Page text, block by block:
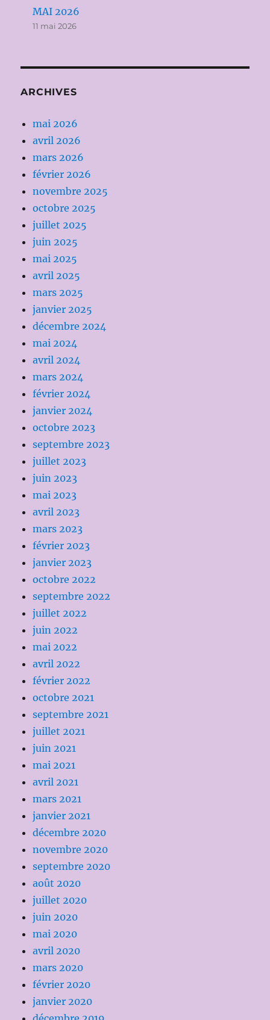
MAI 2026
11 mai 2026
ARCHIVES
mai 2026
avril 2026
mars 2026
février 2026
novembre 2025
octobre 2025
juillet 2025
juin 2025
mai 2025
avril 2025
mars 2025
janvier 2025
décembre 2024
mai 2024
avril 2024
mars 2024
février 2024
janvier 2024
octobre 2023
septembre 2023
juillet 2023
juin 2023
mai 2023
avril 2023
mars 2023
février 2023
janvier 2023
octobre 2022
septembre 2022
juillet 2022
juin 2022
mai 2022
avril 2022
février 2022
octobre 2021
septembre 2021
juillet 2021
juin 2021
mai 2021
avril 2021
mars 2021
janvier 2021
décembre 2020
novembre 2020
septembre 2020
août 2020
juillet 2020
juin 2020
mai 2020
avril 2020
mars 2020
février 2020
janvier 2020